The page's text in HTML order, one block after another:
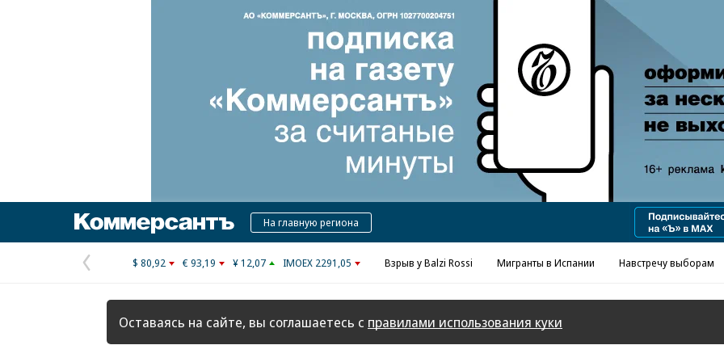
Реклама в «Ъ» www.kommersant.ru/ad
КоммерсантъНа главную региона
Предыдущая
страница
$ 80,92 € 93,19 ¥ 12,07 IMOEX 2291,05 Взрыв у Balzi Rossi Мигранты в Испании Навстречу выборам
Оставаясь на сайте, вы соглашаетесь с правилами использования куки